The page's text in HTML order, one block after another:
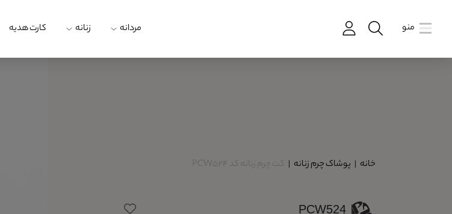
منو مردانه زنانه کارت هدیه
خانه | پوشاک چرم زنانه | کت چرم زنانه کد PCW524
PCW524